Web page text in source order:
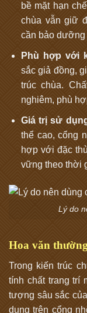
bề mặt hạn
chùa vẫn giữ
cần bảo
Phù hợp với
sắc giả đồng,
trúc chùa.
nghiêm, phù
Giá trị sử
thể cao, cổng
hợp với đặc
vững theo thời
Lý do
Hoa văn
Trong kiến trúc
tính chất trang trí
tượng sâu sắc
dụng trên cổng